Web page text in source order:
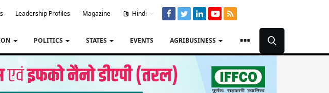
Leadership Profiles Magazine Hindi
POLITICS STATES EVENTS AGRIBUSINESS